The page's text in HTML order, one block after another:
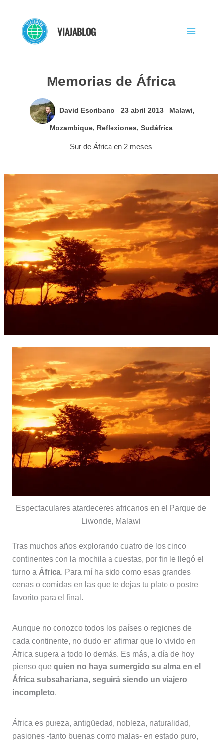
contenido
VIAJABLOG
Memorias de África
David Escribano 23 abril 2013 Malawi,
Mozambique, Reflexiones, Sudáfrica
Sur de África en 2 meses
Espectaculares atardeceres africanos en el Parque de
Liwonde, Malawi
Tras muchos años explorando cuatro de los cinco
continentes con la mochila a cuestas, por fin le llegó el
turno a África. Para mí ha sido como esas grandes
cenas o comidas en las que te dejas tu plato o postre
favorito para el final.
Aunque no conozco todos los países o regiones de
cada continente, no dudo en afirmar que lo vivido en
África supera a todo lo demás. Es más, a día de hoy
pienso que quien no haya sumergido su alma en el
África subsahariana, seguirá siendo un viajero
incompleto.
África es pureza, antigüedad, nobleza, naturalidad,
pasiones -tanto buenas como malas- en estado puro,